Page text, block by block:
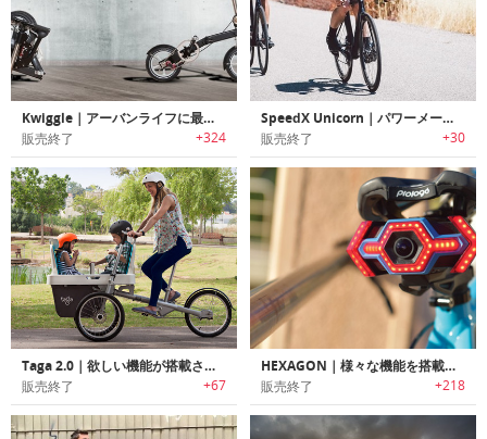
Kwiggle｜アーバンライフに最適な超コンパクト折りたたみ式自転車「クウィグル」
販売終了 +324
SpeedX Unicorn｜パワーメーター搭載スマートロードバイク「スピードエックスユニコーン」
販売終了 +30
Taga 2.0｜欲しい機能が搭載されたファミリーバイク「タガ2.0」
販売終了 +67
HEXAGON｜様々な機能を搭載した自転車用スマートテールライト「ヘキサゴン」
販売終了 +218